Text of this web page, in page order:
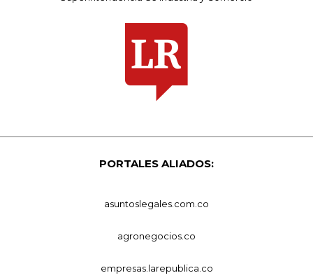
PORTALES ALIADOS:
asuntoslegales.com.co
agronegocios.co
empresas.larepublica.co